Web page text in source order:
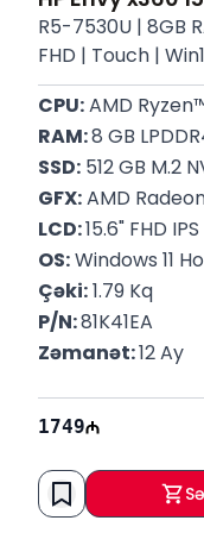
R5-7530U | 8GB
FHD | Touch |
CPU: AMD
RAM: 8 GB
SSD: 512 GB M.2
GFX: AMD
LCD: 15.6" FHD
OS: Windows 11
Çəki: 1.79 Kq
P/N: 81K41EA
Zəmanət: 12 Ay
1749